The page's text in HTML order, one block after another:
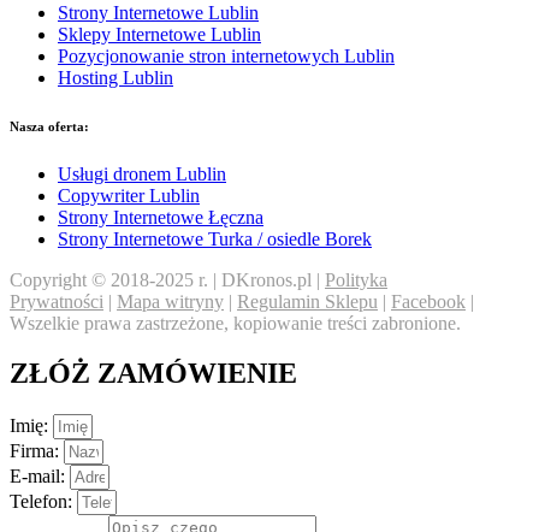
Strony Internetowe Lublin
Sklepy Internetowe Lublin
Pozycjonowanie stron internetowych Lublin
Hosting Lublin
Nasza oferta:
Usługi dronem Lublin
Copywriter Lublin
Strony Internetowe Łęczna
Strony Internetowe Turka / osiedle Borek
Copyright © 2018-2025 r. | DKronos.pl | Polityka
Prywatności | Mapa witryny | Regulamin Sklepu | Facebook |
Wszelkie prawa zastrzeżone, kopiowanie treści zabronione.
ZŁÓŻ ZAMÓWIENIE
Imię:
Firma:
E-mail:
Telefon: